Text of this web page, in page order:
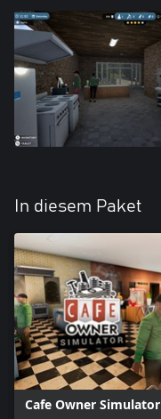
In diesem Paket
Cafe Owner Simulator